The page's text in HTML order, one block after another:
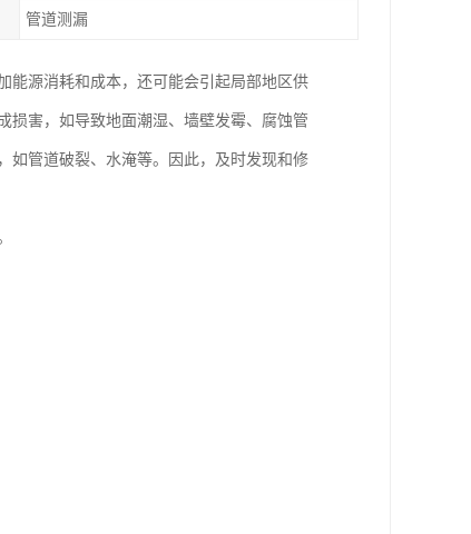
管道测漏
能源消耗和成本，还可能会引起局部地区供
损害，如导致地面潮湿、墙壁发霉、腐蚀管
如管道破裂、水淹等。因此，及时发现和修